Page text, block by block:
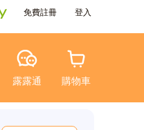
免費註冊 登入
露露通 購物車